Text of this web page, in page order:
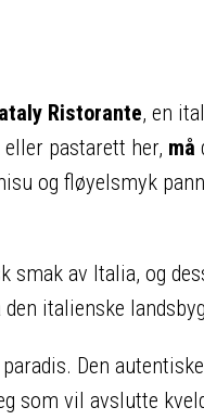
Ristorante, en
pastarett her, må
og fløyelsmyk
smak av Italia, og
den italienske
Den
som vil avslutte